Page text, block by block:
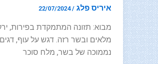
איריס פלג /
22/07/2024
מבוא: תזונה המתמקדת בפירות,
מלאים ובשר רזה. דגש על עוף, דגים
נממוכה של בשר, מלח סוכר